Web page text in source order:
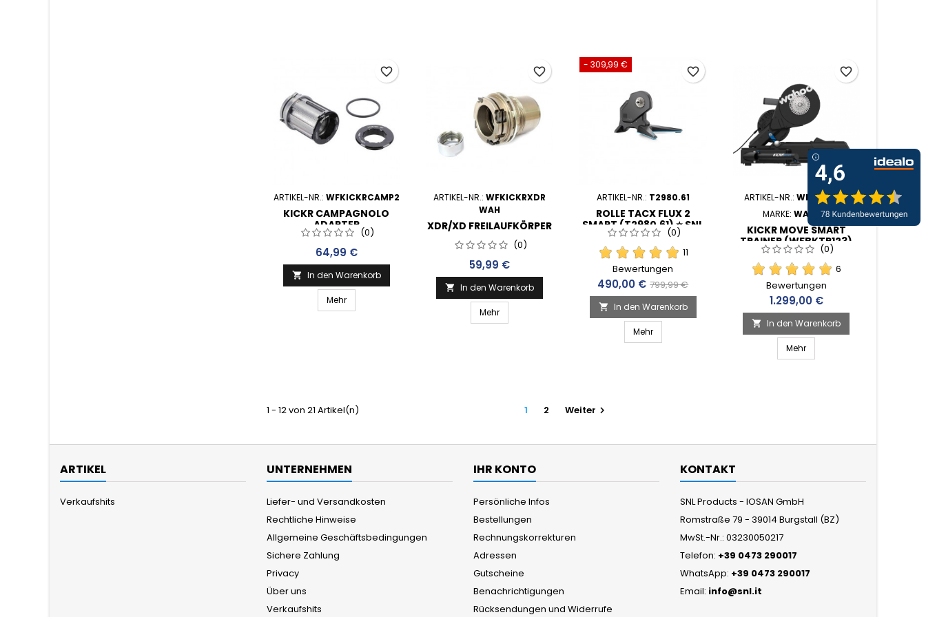
ARTIKEL-NR.: WFKICKRCAMP2
KICKR CAMPAGNOLO
ADAPTER
(0)
Preis
64,99 €
 In den Warenkorb
Mehr
favorite_border
ARTIKEL-NR.:WFKICKRXDR
WAH
XDR/XD FREILAUFKÖRPER
(0)
Preis
59,99 €
 In den Warenkorb
Mehr
favorite_border
- 309,99 €
ARTIKEL-NR.: T2980.61
ROLLE TACX FLUX 2
SMART (T2980.61) ⭐ SNL
– KOMPETENZ SEIT 1998
(0)
11
Bewertungen
Preis
490,00 € Verkaufspreis
799,99 €
 In den Warenkorb
Mehr
favorite_border
ARTIKEL-NR.: WFBKTR123
MARKE: WAHOO
KICKR MOVE SMART
TRAINER (WFBKTR123)
(0)
6
Bewertungen
Preis
1.299,00 €
 In den Warenkorb
Mehr
favorite_border
1 - 12 von 21 Artikel(n) 1 2 Weiter 
ARTIKEL
Verkaufshits
UNTERNEHMEN
Liefer- und Versandkosten
Rechtliche Hinweise
Allgemeine Geschäftsbedingungen
Sichere Zahlung
Privacy
Über uns
Verkaufshits
IHR KONTO
Persönliche Infos
Bestellungen
Rechnungskorrekturen
Adressen
Gutscheine
Benachrichtigungen
Rücksendungen und Widerrufe
KONTAKT
SNL Products - IOSAN GmbH
Romstraße 79 - 39014 Burgstall (BZ)
MwSt.-Nr.: 03230050217
Telefon: +39 0473 290017
WhatsApp: +39 0473 290017
Email: info@snl.it